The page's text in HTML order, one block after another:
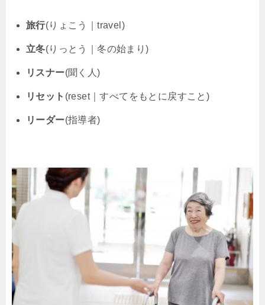
旅行(りょこう｜travel)
立冬(りっとう｜冬の始まり)
リスナー(聞く人)
リセット (reset｜すべてをもとに戻すこと)
リーダー(指導者)